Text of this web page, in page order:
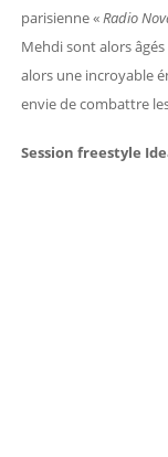
parisienne «Radio
Mehdi sont alors
alors une incroyable
envie de combattre
Session freestyle